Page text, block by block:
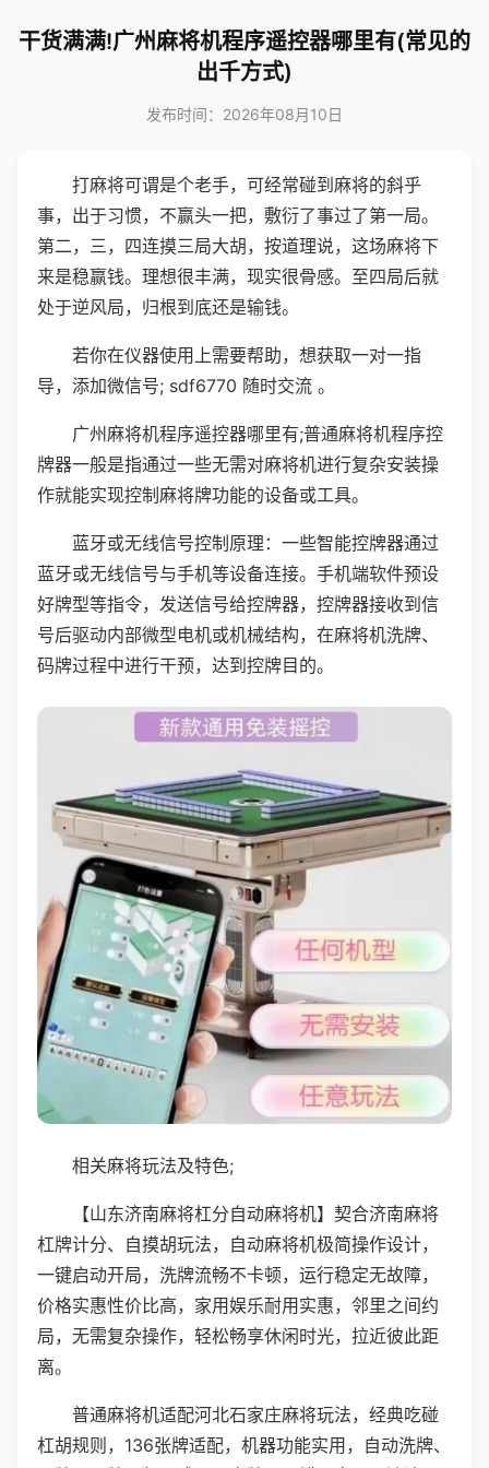
干货满满!广州麻将机程序遥控器哪里有(常见的
出千方式)
发布时间：2026年08月10日
打麻将可谓是个老手，可经常碰到麻将的斜乎
事，出于习惯，不赢头一把，敷衍了事过了第一局。
第二，三，四连摸三局大胡，按道理说，这场麻将下
来是稳赢钱。理想很丰满，现实很骨感。至四局后就
处于逆风局，归根到底还是输钱。
若你在仪器使用上需要帮助，想获取一对一指
导，添加微信号; sdf6770 随时交流 。
广州麻将机程序遥控器哪里有;普通麻将机程序控
牌器一般是指通过一些无需对麻将机进行复杂安装操
作就能实现控制麻将牌功能的设备或工具。
蓝牙或无线信号控制原理：一些智能控牌器通过
蓝牙或无线信号与手机等设备连接。手机端软件预设
好牌型等指令，发送信号给控牌器，控牌器接收到信
号后驱动内部微型电机或机械结构，在麻将机洗牌、
码牌过程中进行干预，达到控牌目的。
相关麻将玩法及特色;
【山东济南麻将杠分自动麻将机】契合济南麻将
杠牌计分、自摸胡玩法，自动麻将机极简操作设计，
一键启动开局，洗牌流畅不卡顿，运行稳定无故障，
价格实惠性价比高，家用娱乐耐用实惠，邻里之间约
局，无需复杂操作，轻松畅享休闲时光，拉近彼此距
离。
普通麻将机适配河北石家庄麻将玩法，经典吃碰
杠胡规则，136张牌适配，机器功能实用，自动洗牌、